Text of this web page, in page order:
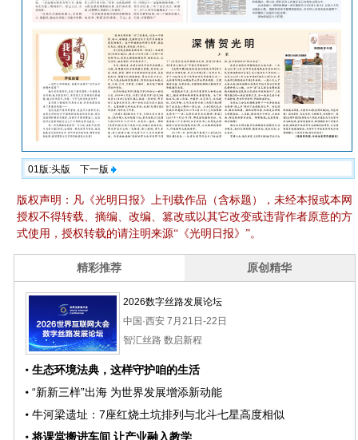
01版:头版 下一版
版权声明：凡《光明日报》上刊载作品（含标题），未经本报或本网
授权不得转载、摘编、改编、篡改或以其它改变或违背作者原意的方
式使用，授权转载的请注明来源“《光明日报》”。